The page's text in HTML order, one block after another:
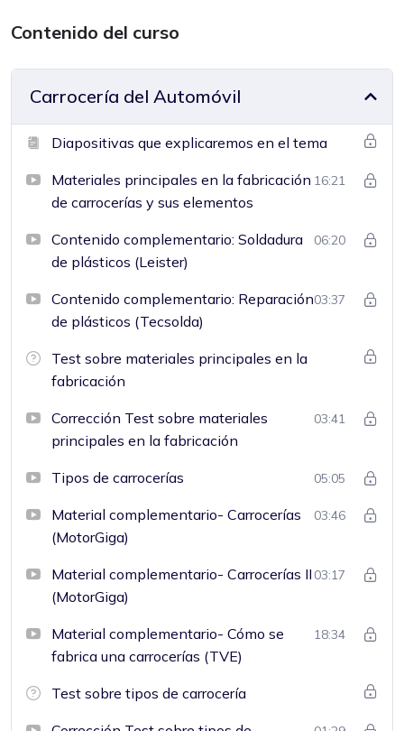
Contenido del curso
Carrocería del Automóvil
Diapositivas que explicaremos en el tema
Materiales principales en la fabricación
de carrocerías y sus elementos
16:21
Contenido complementario: Soldadura
de plásticos (Leister)
06:20
Contenido complementario: Reparación
de plásticos (Tecsolda)
03:37
Test sobre materiales principales en la
fabricación
Corrección Test sobre materiales
principales en la fabricación
03:41
Tipos de carrocerías 05:05
Material complementario- Carrocerías
(MotorGiga)
03:46
Material complementario- Carrocerías II
(MotorGiga)
03:17
Material complementario- Cómo se
fabrica una carrocerías (TVE)
18:34
Test sobre tipos de carrocería